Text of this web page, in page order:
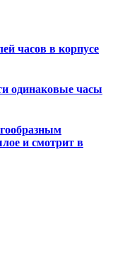
часов в корпусе
одинаковые часы
и смотрит в